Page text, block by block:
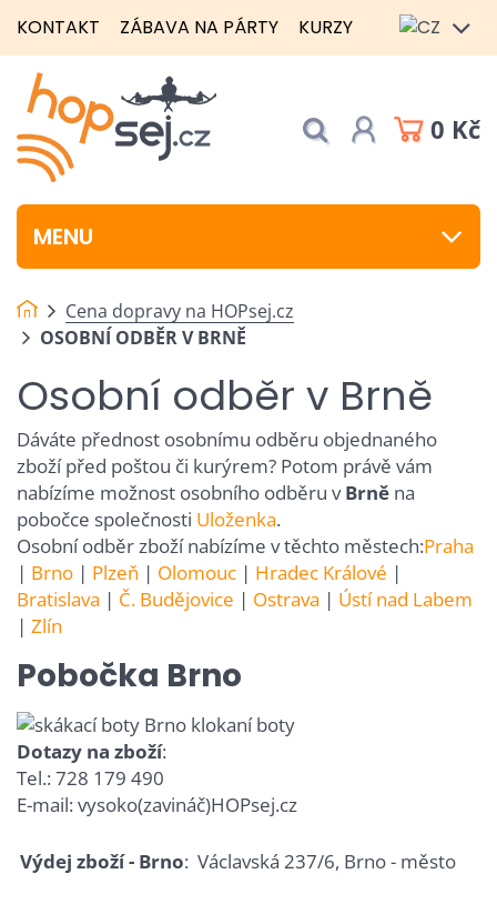
KONTAKT ZÁBAVA NA PÁRTY KURZY
0 Kč
MENU
Cena dopravy na HOPsej.cz
OSOBNÍ ODBĚR V BRNĚ
Osobní odběr v Brně
Dáváte přednost osobnímu odběru objednaného
zboží před poštou či kurýrem? Potom právě vám
nabízíme možnost osobního odběru vBrně na
pobočce společnosti Uloženka.
Osobní odběr zboží nabízíme v těchto městech:Praha
| Brno | Plzeň | Olomouc | Hradec Králové |
Bratislava | Č. Budějovice | Ostrava | Ústí nad Labem
| Zlín
Pobočka Brno
Dotazy na zboží:
Tel.: 728 179 490
E-mail: vysoko(zavináč)HOPsej.cz
Výdej zboží - Brno: Václavská 237/6, Brno- město